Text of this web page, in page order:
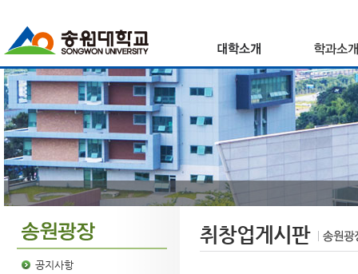
공지사항
취창업게시판